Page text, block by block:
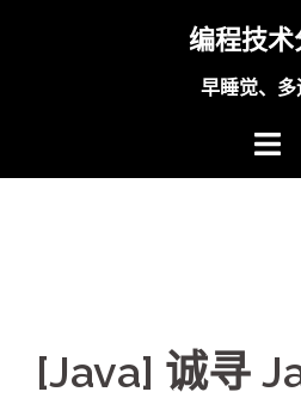
编程技术
早睡觉、多
[Java] 诚寻